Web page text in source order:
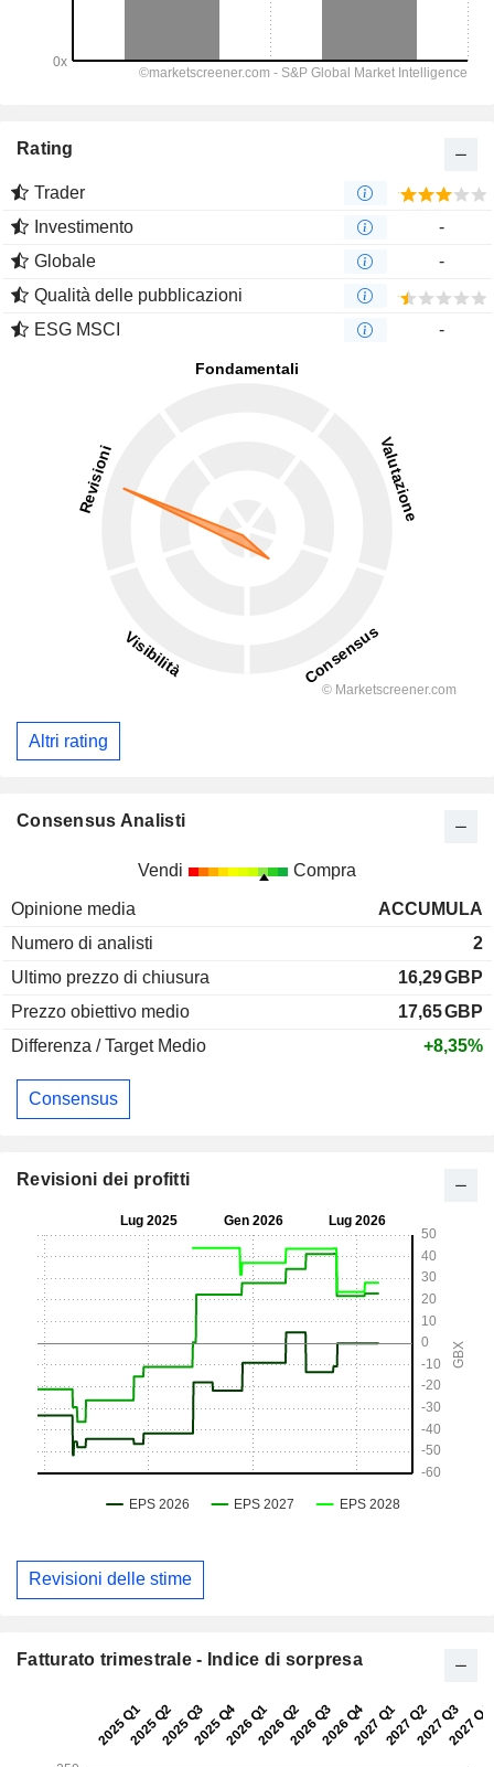
Rating
Trader
Investimento
-
Globale
-
Qualità delle pubblicazioni
ESG MSCI
-
Altri rating
Consensus Analisti
Vendi Compra
Opinione media
ACCUMULA
Numero di analisti
2
Ultimo prezzo di chiusura
16,29GBP
Prezzo obiettivo medio
17,65GBP
Differenza / Target Medio
+8,35%
Consensus
Revisioni dei profitti
Revisioni delle stime
Fatturato trimestrale - Indice di sorpresa